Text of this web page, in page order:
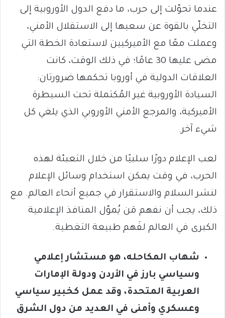
عندما تحوّلت إلى حرب، ما دفع الدول الأوروبية إلى
التخلّي بالقوة عن سعيها إلى الاستقلال الأمني​​،
وعملت معًا مع الأميركيين لاستعادة الخطة التي
مضى عليها 30 عامًا؛ في ذلك الوقت، كانت
العلاقات الدولية في أوروبا تحكمها ضرورتان:
السيادة الأوروبية غير المُكتملة تحت السيطرة
الأميركية، والمرجع الأمني ​​الأوروبي الذي يلغي كل
شيء آخر.
لعب الإعلام دورًا سلبيًا من خلال التعبئة لهذه
الحرب، في وقت يمكن استخدام وسائل الإعلام
لنشر السلام والاستقرار في جميع أنحاء العالم. مع
ذلك، يجب أن نفهم مَن يُموّل المنافذ الإعلامية
الكبرى في العالم لفَهم طبيعة التغطية.
شهاب المكاحله، هو مستشار إعلامي
وسياسي بارز في الأردن ودولة الإمارات
العربية المتحدة، وقد عمل كخبير سياسي
وعسكري وأمنى في العديد من دول الشرق